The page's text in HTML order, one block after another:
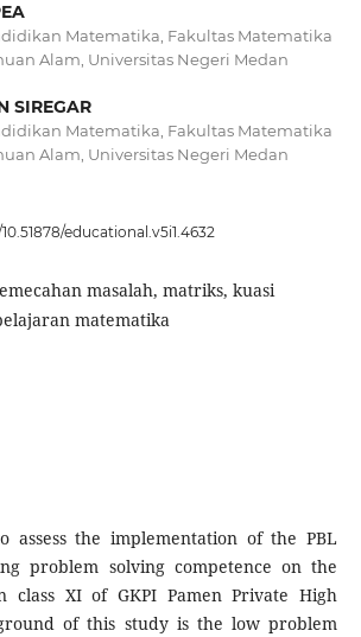
Matematika, Fakultas Matematika
Alam, Universitas Negeri Medan
SIREGAR
Matematika, Fakultas Matematika
Alam, Universitas Negeri Medan
educational.v5i1.4632
masalah, matriks, kuasi
matematika
assess the implementation of the PBL
problem solving competence on the
XI of GKPI Pamen Private High
of this study is the low problem